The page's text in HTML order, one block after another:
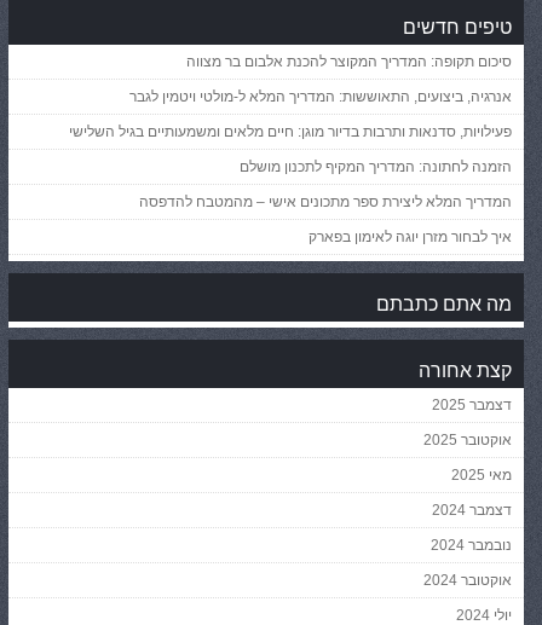
טיפים חדשים
סיכום תקופה: המדריך המקוצר להכנת אלבום בר מצווה
אנרגיה, ביצועים, התאוששות: המדריך המלא ל-מולטי ויטמין לגבר
פעילויות, סדנאות ותרבות בדיור מוגן: חיים מלאים ומשמעותיים בגיל השלישי
הזמנה לחתונה: המדריך המקיף לתכנון מושלם
המדריך המלא ליצירת ספר מתכונים אישי – מהמטבח להדפסה
איך לבחור מזרן יוגה לאימון בפארק
מה אתם כתבתם
קצת אחורה
דצמבר 2025
אוקטובר 2025
מאי 2025
דצמבר 2024
נובמבר 2024
אוקטובר 2024
יולי 2024